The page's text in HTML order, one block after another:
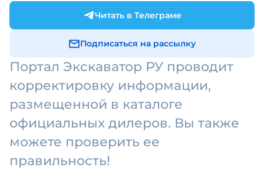
Читать в Телеграме
Подписаться на рассылку
Портал Экскаватор РУ проводит
корректировку информации,
размещенной в каталоге
официальных дилеров. Вы также
можете проверить ее
правильность!